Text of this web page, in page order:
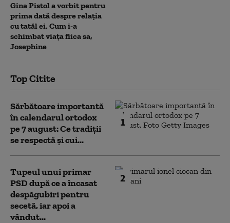
Gina Pistol a vorbit pentru
prima dată despre relația
cu tatăl ei. Cum i-a
schimbat viața fiica sa,
Josephine
Top Citite
1
Sărbătoare importantă
în calendarul ortodox
pe 7 august: Ce tradiții
se respectă și cui...
2
Tupeul unui primar
PSD după ce a încasat
despăgubiri pentru
secetă, iar apoi a
vândut...